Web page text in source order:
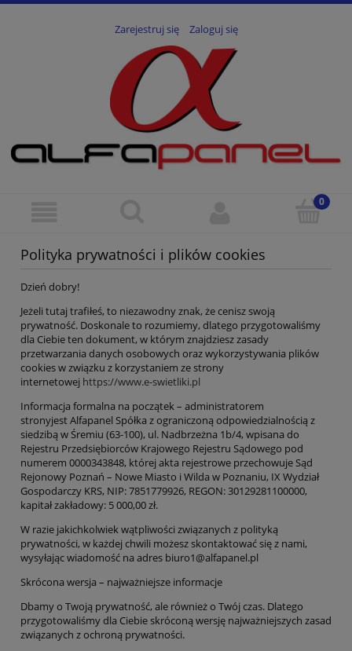
Zarejestruj się Zaloguj się
Polityka prywatności i plików cookies
Dzień dobry!
Jeżeli tutaj trafiłeś, to niezawodny znak, że cenisz swoją
prywatność. Doskonale to rozumiemy, dlatego przygotowaliśmy
dla Ciebie ten dokument, w którym znajdziesz zasady
przetwarzania danych osobowych oraz wykorzystywania plików
cookies w związku z korzystaniem ze strony
internetowej https://www.e-swietliki.pl
Informacja formalna na początek – administratorem
stronyjestAlfapanel Spółka z ograniczoną odpowiedzialnością z
siedzibą w Śremiu (63-100), ul. Nadbrzeżna 1b/4, wpisana do
Rejestru Przedsiębiorców Krajowego Rejestru Sądowego pod
numerem 0000343848, której akta rejestrowe przechowuje Sąd
Rejonowy Poznań – Nowe Miasto i Wilda w Poznaniu, IX Wydział
Gospodarczy KRS, NIP:7851779926, REGON:30129281100000,
kapitał zakładowy: 5 000,00 zł.
W razie jakichkolwiek wątpliwości związanych z polityką
prywatności, w każdej chwili możesz skontaktować się z nami,
wysyłając wiadomość na adres biuro1@alfapanel.pl
Skrócona wersja – najważniejsze informacje
Dbamy o Twoją prywatność, ale również o Twój czas. Dlatego
przygotowaliśmy dla Ciebie skróconą wersję najważniejszych zasad
związanych z ochroną prywatności.